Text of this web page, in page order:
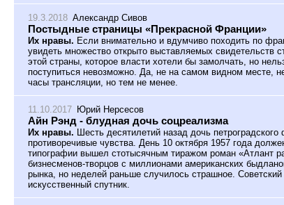
19.3.2018 Александр Сивов
Постыдные страницы «Прекрасной Франции»
Их нравы. Если внимательно и вдумчиво походить по
увидеть множество открыто выставляемых свидетельств
этой страны, которое власти хотели бы замолчать, но
поступиться невозможно. Да, не на самом видном месте,
часы трансляции, но тем не менее.
11.10.2017 Юрий Нерсесов
Айн Рэнд - блудная дочь соцреализма
Их нравы. Шесть десятилетий назад дочь
противоречивые чувства. День 10 октября 1957 года
типографии вышел стотысячным тиражом роман «Атлант
бизнесменов-творцов с миллионами американских
рынка, но неделей раньше случилось страшное.
искусственный спутник.